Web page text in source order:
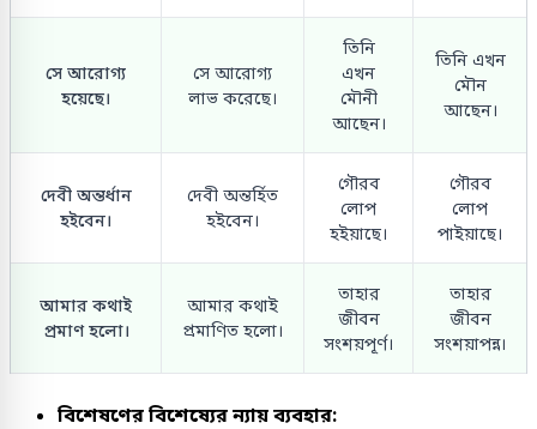
সে আরোগ্য
হয়েছে।
সে আরোগ্য
লাভ করেছে।
তিনি
এখন
মৌনী
আছেন।
তিনি এখন
মৌন
আছেন।
দেবী অন্তর্ধান
হইবেন।
দেবী অন্তর্হিত
হইবেন।
গৌরব
লোপ
হইয়াছে।
গৌরব
লোপ
পাইয়াছে।
আমার কথাই
প্রমাণ হলো।
আমার কথাই
প্রমাণিত হলো।
তাহার
জীবন
সংশয়পূর্ণ।
তাহার
জীবন
সংশয়াপন্ন।
বিশেষণের বিশেষ্যের ন্যায় ব্যবহার: